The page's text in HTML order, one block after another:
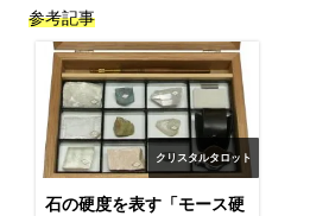
参考記事
クリスタルタロット
石の硬度を表す「モース硬